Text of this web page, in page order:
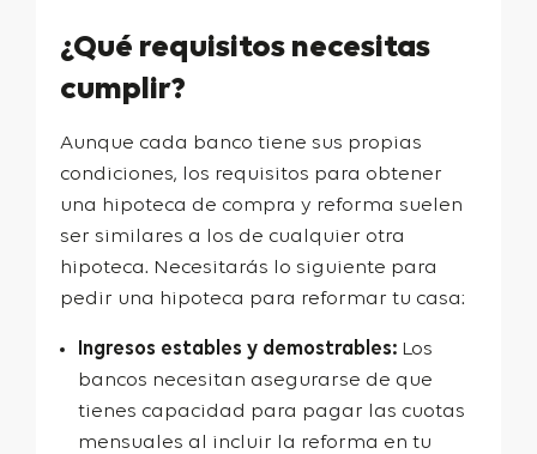
¿Qué requisitos necesitas
cumplir?
Aunque cada banco tiene sus propias
condiciones, los requisitos para obtener
una hipoteca de compra y reforma suelen
ser similares a los de cualquier otra
hipoteca. Necesitarás lo siguiente para
pedir una hipoteca para reformar tu casa:
Ingresos estables y demostrables: Los
bancos necesitan asegurarse de que
tienes capacidad para pagar las cuotas
mensuales al incluir la reforma en tu